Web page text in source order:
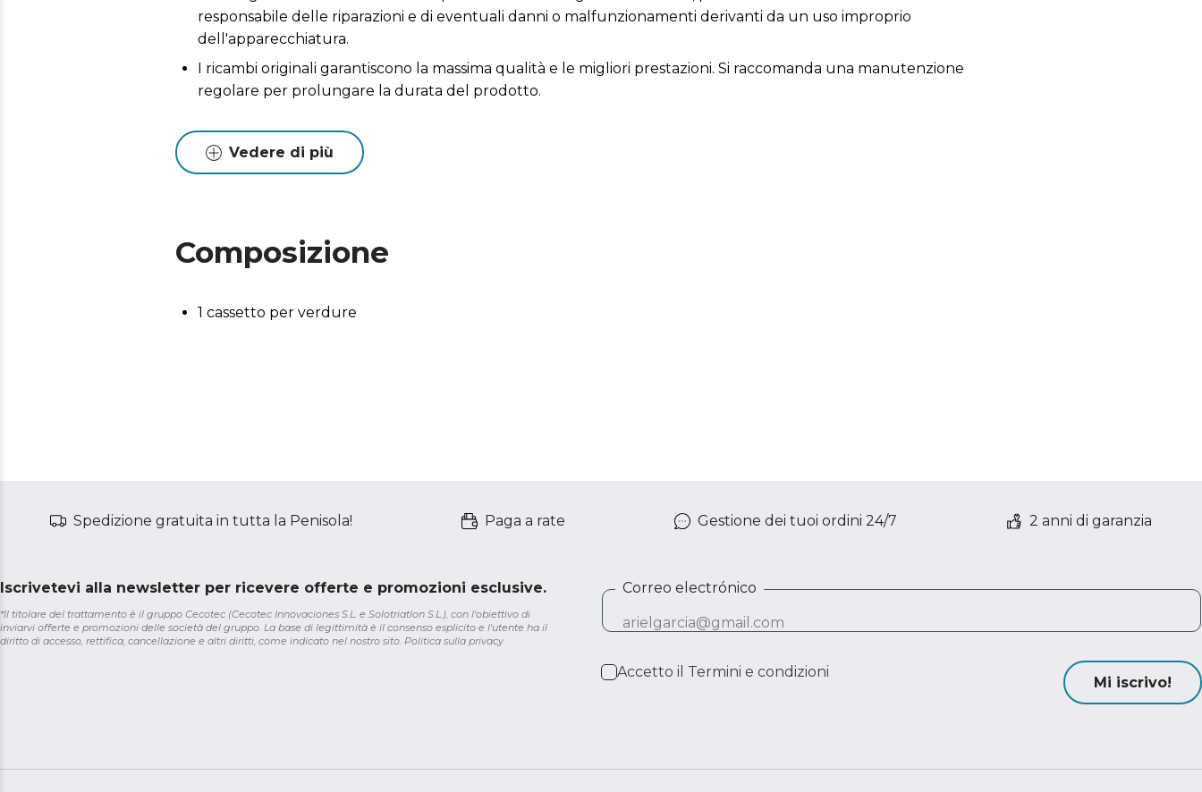
responsabile delle riparazioni e di eventuali danni o malfunzionamenti derivanti da un uso improprio
dell'apparecchiatura.
I ricambi originali garantiscono la massima qualità e le migliori prestazioni. Si raccomanda una manutenzione
regolare per prolungare la durata del prodotto.
Vedere di più
Composizione
1 cassetto per verdure
Spedizione gratuita in tutta la Penisola! Paga a rate Gestione dei tuoi ordini 24/7 2 anni di garanzia
Iscrivetevi alla newsletter per ricevere offerte e promozioni esclusive.
*Il titolare del trattamento è il gruppo Cecotec (Cecotec Innovaciones S.L. e Solotriatlon S.L.), con l'obiettivo di
inviarvi offerte e promozioni delle società del gruppo. La base di legittimità è il consenso esplicito e l'utente ha il
diritto di accesso, rettifica, cancellazione e altri diritti, come indicato nel nostro sito. Politica sulla privacy
Correo electrónico
Accetto il Termini e condizioni
Mi iscrivo!